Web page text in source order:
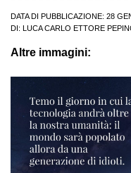
DATA DI PUBBLICAZIONE: 28
DI:
LUCA CARLO ETTORE
Altre immagini: